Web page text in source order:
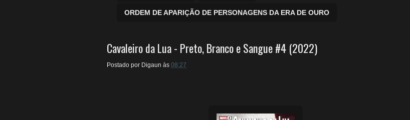
ORDEM DE APARIÇÃO DE PERSONAGENS DA ERA DE OURO
Cavaleiro da Lua - Preto, Branco e Sangue #4 (2022)
Postado por Digaun às 08:27